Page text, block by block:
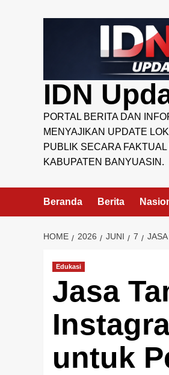
IDN
PORTAL BERITA DAN
MENYAJIKAN UPDATE
PUBLIK SECARA
KABUPATEN BANYUASIN.
Beranda Berita
HOME 2026 JUNI 7
Edukasi
Jasa
untuk